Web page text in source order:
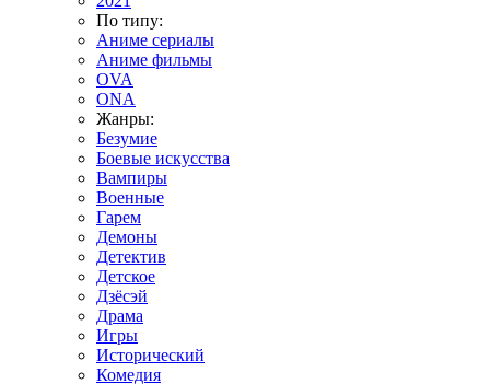
По типу:
Аниме сериалы
Аниме фильмы
OVA
ONA
Жанры:
Безумие
Боевые искусства
Вампиры
Военные
Гарем
Демоны
Детектив
Детское
Дзёсэй
Драма
Игры
Исторический
Комедия